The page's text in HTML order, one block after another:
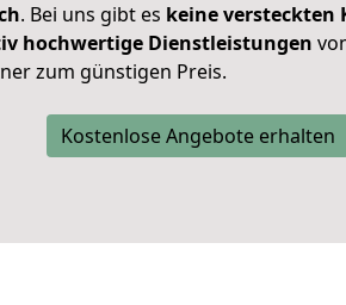
. Bei uns gibt es keine versteckten
hochwertige Dienstleistungen
zum günstigen Preis.
Kostenlose Angebote erhalten